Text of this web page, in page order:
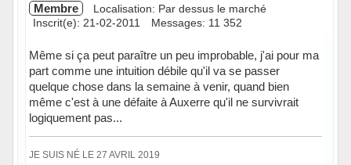
Membre
Localisation: Par dessus le marché
Inscrit(e): 21-02-2011
Messages: 11 352
Même si ça peut paraître un peu improbable, j'ai pour ma
part comme une intuition débile qu'il va se passer
quelque chose dans la semaine à venir, quand bien
même c'est à une défaite à Auxerre qu'il ne survivrait
logiquement pas...
JE SUIS NÉ LE 27 AVRIL 2019